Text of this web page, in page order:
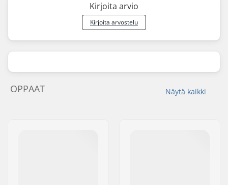
Kirjoita arvio
Kirjoita arvostelu
Näytä kaikki
OPPAAT